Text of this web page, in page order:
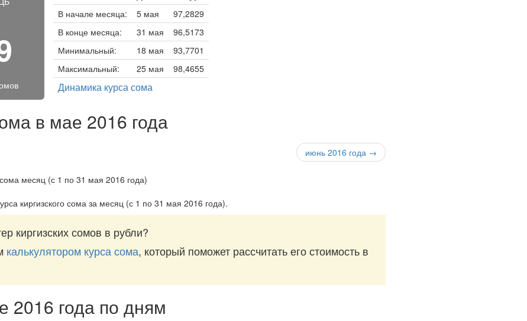
В начале месяца:
5 мая
97,2829
В конце месяца:
31 мая
96,5173
Минимальный:
18 мая
93,7701
Максимальный:
25 мая 98,4655
Динамика курса сома
в мае 2016 года
июнь 2016 года →
киргизского сома за месяц (с 1 по 31 мая 2016 года).
киргизских сомов в рубли?
калькулятором курса сома, который поможет рассчитать его стоимость в
2016 года по дням